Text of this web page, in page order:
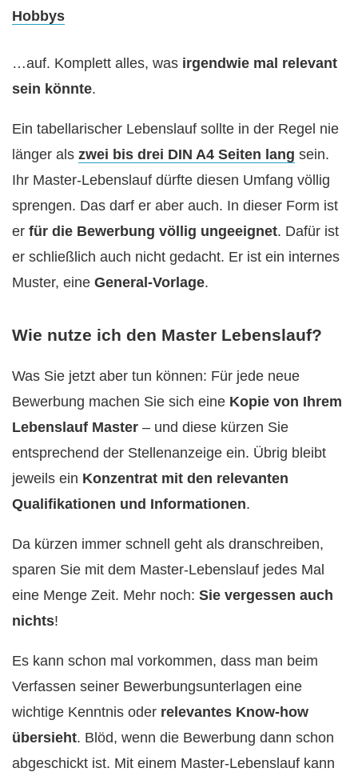
Hobbys
…auf. Komplett alles, was irgendwie mal relevant
sein könnte.
Ein tabellarischer Lebenslauf sollte in der Regel nie
länger als zwei bis drei DIN A4 Seiten lang sein.
Ihr Master-Lebenslauf dürfte diesen Umfang völlig
sprengen. Das darf er aber auch. In dieser Form ist
er für die Bewerbung völlig ungeeignet. Dafür ist
er schließlich auch nicht gedacht. Er ist ein internes
Muster, eine General-Vorlage.
Wie nutze ich den Master Lebenslauf?
Was Sie jetzt aber tun können: Für jede neue
Bewerbung machen Sie sich eine Kopie von Ihrem
Lebenslauf Master – und diese kürzen Sie
entsprechend der Stellenanzeige ein. Übrig bleibt
jeweils ein Konzentrat mit den relevanten
Qualifikationen und Informationen.
Da kürzen immer schnell geht als dranschreiben,
sparen Sie mit dem Master-Lebenslauf jedes Mal
eine Menge Zeit. Mehr noch: Sie vergessen auch
nichts!
Es kann schon mal vorkommen, dass man beim
Verfassen seiner Bewerbungsunterlagen eine
wichtige Kenntnis oder relevantes Know-how
übersieht. Blöd, wenn die Bewerbung dann schon
abgeschickt ist. Mit einem Master-Lebenslauf kann